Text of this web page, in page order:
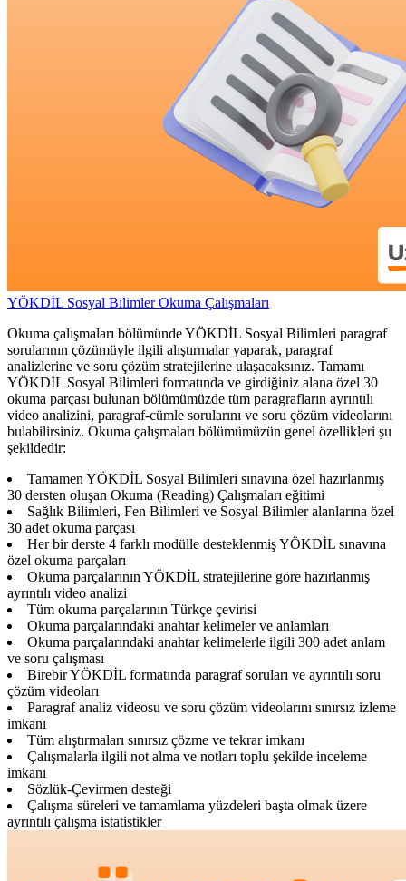
YÖKDİL Sosyal Bilimler Okuma Çalışmaları
Okuma çalışmaları bölümünde YÖKDİL Sosyal Bilimleri paragraf
sorularının çözümüyle ilgili alıştırmalar yaparak, paragraf
analizlerine ve soru çözüm stratejilerine ulaşacaksınız. Tamamı
YÖKDİL Sosyal Bilimleri formatında ve girdiğiniz alana özel 30
okuma parçası bulunan bölümümüzde tüm paragrafların ayrıntılı
video analizini, paragraf-cümle sorularını ve soru çözüm videolarını
bulabilirsiniz. Okuma çalışmaları bölümümüzün genel özellikleri şu
şekildedir:
Tamamen YÖKDİL Sosyal Bilimleri sınavına özel hazırlanmış
30 dersten oluşan Okuma (Reading) Çalışmaları eğitimi
Sağlık Bilimleri, Fen Bilimleri ve Sosyal Bilimler alanlarına özel
30 adet okuma parçası
Her bir derste 4 farklı modülle desteklenmiş YÖKDİL sınavına
özel okuma parçaları
Okuma parçalarının YÖKDİL stratejilerine göre hazırlanmış
ayrıntılı video analizi
Tüm okuma parçalarının Türkçe çevirisi
Okuma parçalarındaki anahtar kelimeler ve anlamları
Okuma parçalarındaki anahtar kelimelerle ilgili 300 adet anlam
ve soru çalışması
Birebir YÖKDİL formatında paragraf soruları ve ayrıntılı soru
çözüm videoları
Paragraf analiz videosu ve soru çözüm videolarını sınırsız izleme
imkanı
Tüm alıştırmaları sınırsız çözme ve tekrar imkanı
Çalışmalarla ilgili not alma ve notları toplu şekilde inceleme
imkanı
Sözlük-Çevirmen desteği
Çalışma süreleri ve tamamlama yüzdeleri başta olmak üzere
ayrıntılı çalışma istatistikler